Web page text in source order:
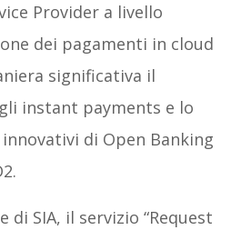
Provider a livello
dei pagamenti in cloud
significativa il
instant payments e lo
di Open Banking
di SIA, il servizio “Request